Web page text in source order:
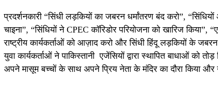
प्रदर्शनकारी “सिंधी लड़कियों का जबरन धर्मांतरण बंद करो”,
चाइना”, “सिंधियों ने CPEC कॉरिडोर परियोजना को खारिज
राष्ट्रीय कार्यकर्ताओं को आज़ाद करो और सिंधी हिंदू लड़कियों के
युवा कार्यकर्ताओं ने पाकिस्तानी एजेंसियों द्वारा स्थापित बाधाओं
अपने मासूम बच्चों के साथ अपने प्रिय नेता के मंदिर का दौरा किया और